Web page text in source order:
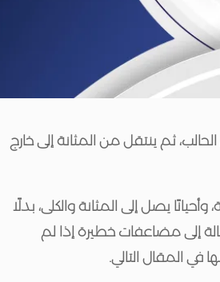
ثم ينتقل من المثانة إلى خارج
يصل إلى المثانة والكلى، بدلًا
إلى مضاعفات خطيرة إذا لم
في المقال التالي.